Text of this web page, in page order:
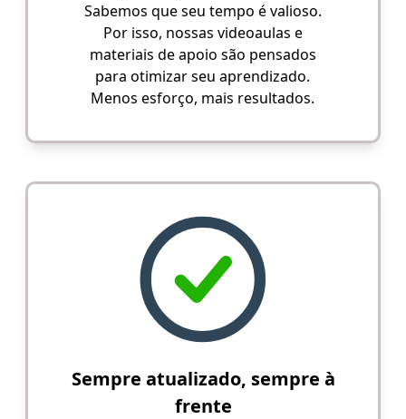
Sabemos que seu tempo é valioso.
Por isso, nossas videoaulas e
materiais de apoio são pensados
para otimizar seu aprendizado.
Menos esforço, mais resultados.
Sempre atualizado, sempre à
frente